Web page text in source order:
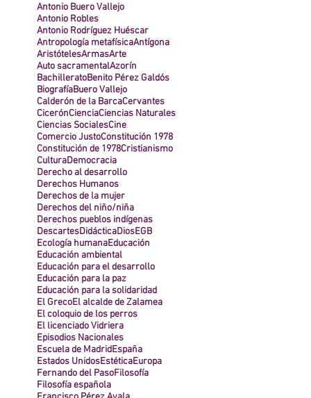
Antonio Buero Vallejo
Antonio Robles
Antonio Rodríguez Huéscar
Antropología metafísicaAntígona
AristótelesArmasArte
Auto sacramentalAzorín
BachilleratoBenito Pérez Galdós
BiografíaBuero Vallejo
Calderón de la BarcaCervantes
CicerónCienciaCiencias Naturales
Ciencias SocialesCine
Comercio JustoConstitución 1978
Constitución de 1978Cristianismo
CulturaDemocracia
Derecho al desarrollo
Derechos Humanos
Derechos de la mujer
Derechos del niño/niña
Derechos pueblos indígenas
DescartesDidácticaDiosEGB
Ecología humanaEducación
Educación ambiental
Educación para el desarrollo
Educación para la paz
Educación para la solidaridad
El GrecoEl alcalde de Zalamea
El coloquio de los perros
El licenciado Vidriera
Episodios Nacionales
Escuela de MadridEspaña
Estados UnidosEstéticaEuropa
Fernando del PasoFilosofía
Filosofía española